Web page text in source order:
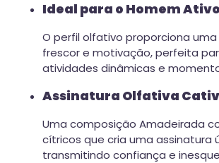
Ideal para o Homem Ativo
O perfil olfativo proporciona
frescor e motivação, perfeita
atividades dinâmicas e
Assinatura Olfativa
Uma composição Amadeirada
cítricos que cria uma assinatura
transmitindo confiança e